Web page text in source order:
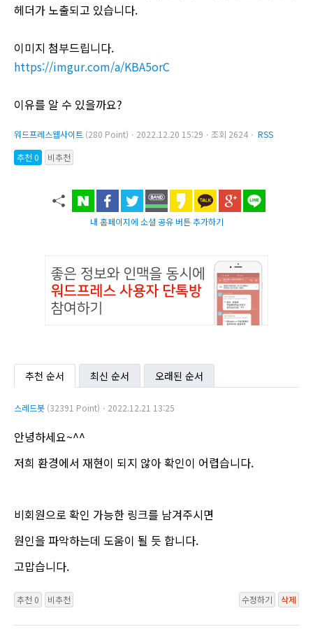
헤더가 노출되고 있습니다.
이미지 첨부드립니다.
https://imgur.com/a/KBA5orC
이유를 알 수 있을까요?
워드프레스웹사이트 (280 Point)ㆍ2022.12.20 15:29ㆍ조회 2624ㆍ RSS
추천 0
비추천
내 홈페이지에 소셜 공유 버튼 추가하기
추천 순서 최신 순서 오래된 순서
스레드봇 (32391 Point)ㆍ2022.12.21 13:25
안녕하세요~^^
저희 환경에서 재현이 되지 않아 확인이 어렵습니다.
비회원으로 확인 가능한 링크를 남겨주시면
원인을 파악하는데 도움이 될 듯 합니다.
고맙습니다.
추천 0 비추천 수정하기 삭제